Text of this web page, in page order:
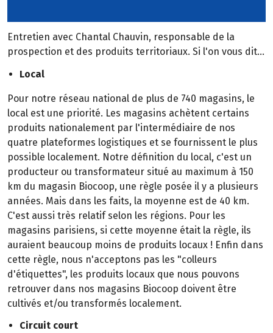
Entretien avec Chantal Chauvin, responsable de la
prospection et des produits territoriaux. Si l'on vous dit...
Local
Pour notre réseau national de plus de 740 magasins, le
local est une priorité. Les magasins achètent certains
produits nationalement par l'intermédiaire de nos
quatre plateformes logistiques et se fournissent le plus
possible localement. Notre définition du local, c'est un
producteur ou transformateur situé au maximum à 150
km du magasin Biocoop, une règle posée il y a plusieurs
années. Mais dans les faits, la moyenne est de 40 km.
C'est aussi très relatif selon les régions. Pour les
magasins parisiens, si cette moyenne était la règle, ils
auraient beaucoup moins de produits locaux ! Enfin dans
cette règle, nous n'acceptons pas les "colleurs
d'étiquettes", les produits locaux que nous pouvons
retrouver dans nos magasins Biocoop doivent être
cultivés et/ou transformés localement.
Circuit court